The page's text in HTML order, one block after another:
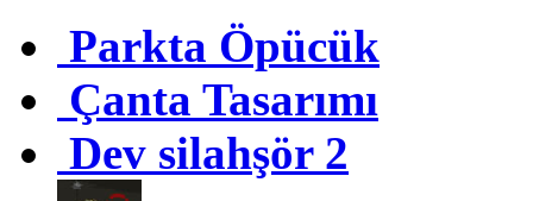
Parkta Öpücük
Çanta Tasarımı
Dev silahşör 2